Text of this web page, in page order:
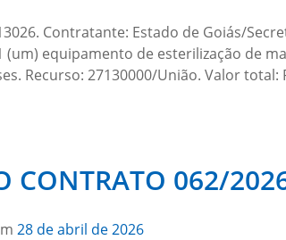
Contratante: Estado de Goiás/
(um) equipamento de esterilização de
Recurso: 27130000/União. Valor
CONTRATO 062/
28 de abril de 2026